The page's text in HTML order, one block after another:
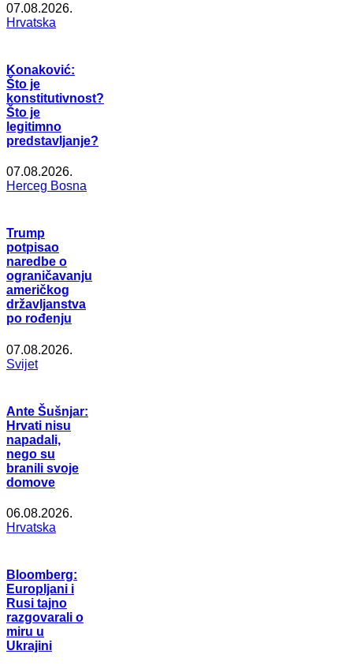
07.08.2026.
Hrvatska
Konaković:
Što je
konstitutivnost?
Što je
legitimno
predstavljanje?
07.08.2026.
Herceg Bosna
Trump
potpisao
naredbe o
ograničavanju
američkog
državljanstva
po rođenju
07.08.2026.
Svijet
Ante Šušnjar:
Hrvati nisu
napadali,
nego su
branili svoje
domove
06.08.2026.
Hrvatska
Bloomberg:
Europljani i
Rusi tajno
razgovarali o
miru u
Ukrajini